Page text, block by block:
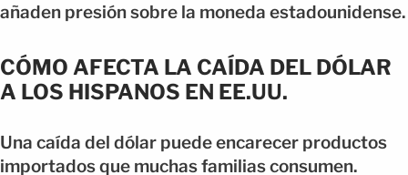
añaden presión sobre la moneda estadounidense.
CÓMO AFECTA LA CAÍDA DEL DÓLAR
A LOS HISPANOS EN EE.UU.
Una caída del dólar puede encarecer productos
importados que muchas familias consumen.